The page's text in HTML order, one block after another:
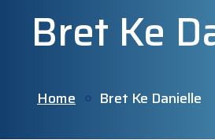
Bret Ke
Home Bret Ke Danielle